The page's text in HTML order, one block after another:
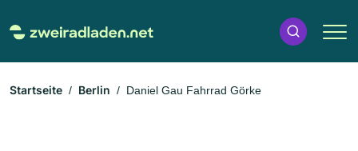
Startseite Berlin Daniel Gau Fahrrad Görke